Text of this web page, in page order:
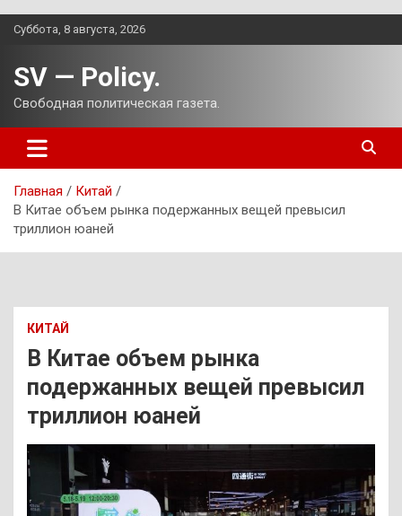
Перейти
Суббота, 8 августа, 2026
SV — Policy.
Свободная политическая газета.
Главная
Китай
В Китае объем рынка подержанных вещей превысил
триллион юаней
КИТАЙ
В Китае объем рынка
подержанных вещей превысил
триллион юаней